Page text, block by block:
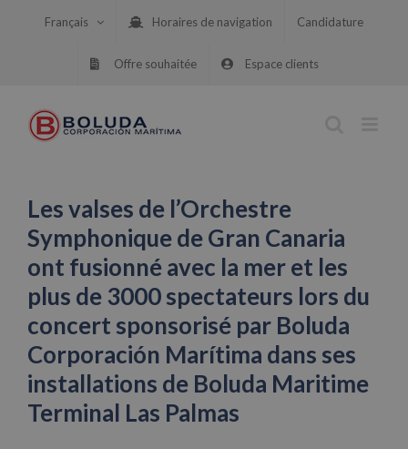
Français Horaires de navigation Candidature
Offre souhaitée Espace clients
Les valses de l’Orchestre
Symphonique de Gran Canaria
ont fusionné avec la mer et les
plus de 3000 spectateurs lors du
concert sponsorisé par Boluda
Corporación Marítima dans ses
installations de Boluda Maritime
Terminal Las Palmas